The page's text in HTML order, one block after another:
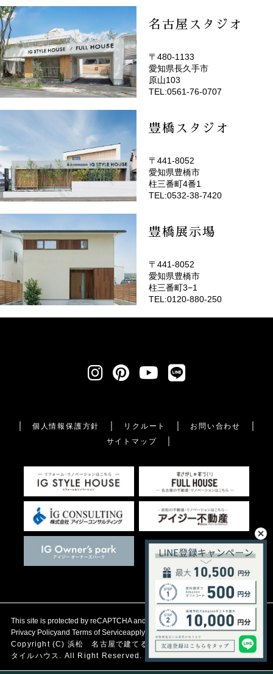
名古屋スタジオ
(EMOTOP名古屋)
〒480-1133
愛知県長久手市
原山103
TEL:0561-76-0707
豊橋スタジオ
(EMOTOP豊橋)
〒441-8052
愛知県豊橋市
柱三番町4番1
TEL:0532-38-7420
豊橋展示場
〒441-8052
愛知県豊橋市
柱三番町3−1
TEL:0120-880-250
個人情報保護方針 リクルート
お問い合わせ
サイトマップ
This site is protected by reCAPTCHA and the Google
Privacy Policyand Terms of Serviceapply.
Copyright (C) 浜松 名古屋で建てる自然素材の注文住宅アイジース
タイルハウス. All Right Reserved.